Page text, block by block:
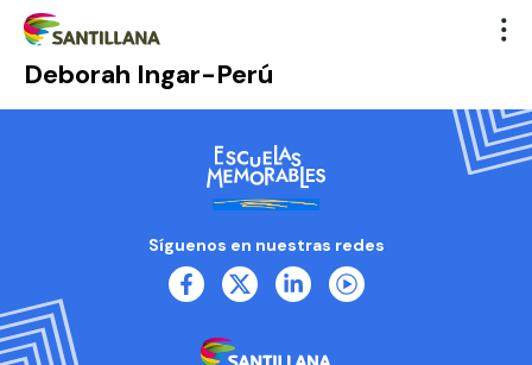
Deborah Ingar-Perú
Síguenos en nuestras redes